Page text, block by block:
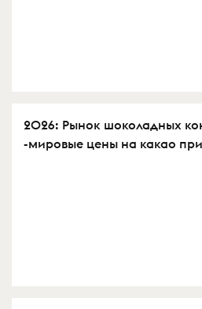
2026: Рынок шоколадных
-мировые цены на какао